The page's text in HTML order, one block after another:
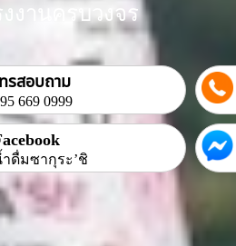
งานครบวงจร
ทรสอบถาม
669 0999
ดื่มซากุระ’ชิ